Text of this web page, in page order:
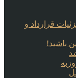
قرارداد و
باشید!